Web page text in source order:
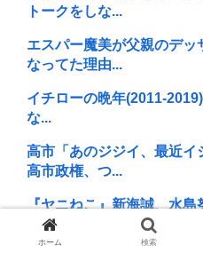
トークをしな...
エスパー魔美が父親のデ
なってた理由...
イチローの晩年(2011-
な...
高市「あのジジイ、最近イ
高市政権、つ...
『ヤニねこ』新海誠、水
ーが絶賛 過...
ホーム 検索